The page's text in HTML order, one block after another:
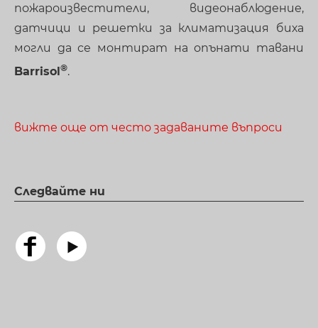
пожароизвестители, видеонаблюдение,
датчици и решетки за климатизация биха
могли да се монтират на опънати тавани
Barrisol
.
вижте още от често задаваните въпроси
Следвайте ни